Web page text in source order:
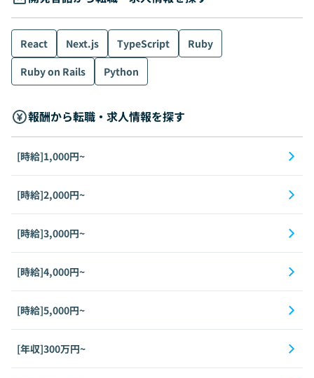
React Next.js TypeScript
Ruby
Ruby on Rails
Python
報酬から転職・求人情報を探す
[時給]1,000円~
[時給]2,000円~
[時給]3,000円~
[時給]4,000円~
[時給]5,000円~
[年収]300万円~